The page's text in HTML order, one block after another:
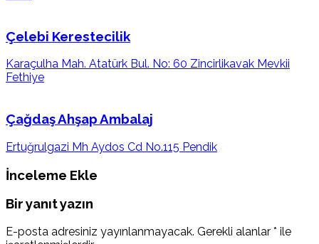
Çelebi Kerestecilik
Karaçulha Mah. Atatürk Bul. No: 60 Zincirlikavak Mevkii
Fethiye
Çağdaş Ahşap Ambalaj
Ertuğrulgazi Mh Aydos Cd No.115 Pendik
İnceleme Ekle
Bir yanıt yazın
E-posta adresiniz yayınlanmayacak. Gerekli alanlar * ile